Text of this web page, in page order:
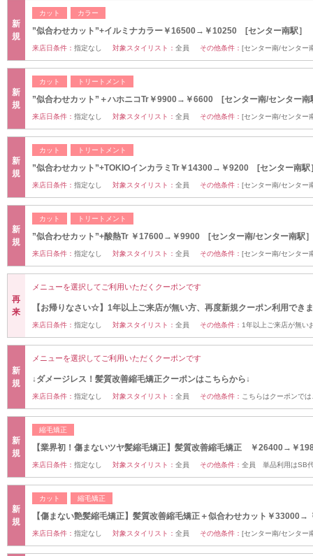
新
規
カット カラー
”似合わせカット”+イルミナカラー￥16500→￥10250 [センター南駅］
来店日条件： 指定なし 対象スタイリスト： 全員 その他条件： [センター南/センター
新
規
カット トリートメント
”似合わせカット”＋ハホニコTr￥9900→￥6600 [センター南/センター南
来店日条件： 指定なし 対象スタイリスト： 全員 その他条件： [センター南/センター
新
規
カット トリートメント
”似合わせカット”+TOKIOインカラミTr￥14300→￥9200 [センター南駅
来店日条件： 指定なし 対象スタイリスト： 全員 その他条件： [センター南/センター
新
規
カット トリートメント
”似合わせカット”+酸熱Tr ￥17600→￥9900 [センター南/センター南駅］
来店日条件： 指定なし 対象スタイリスト： 全員 その他条件： [センター南/センター
再
来
メニューを選択してご利用いただくクーポンです
【お帰りなさい☆】1年以上ご来店が無い方、再度新規クーポン利用でき
来店日条件： 指定なし 対象スタイリスト： 全員 その他条件： 1年以上ご来店が無い
新
規
メニューを選択してご利用いただくクーポンです
↓ダメージレス！髪質改善縮毛矯正クーポンはこちらから↓
来店日条件： 指定なし 対象スタイリスト： 全員 その他条件： こちらはクーポンで
新
規
縮毛矯正
【業界初！傷まないツヤ髪縮毛矯正】髪質改善縮毛矯正 ￥26400→￥
来店日条件： 指定なし 対象スタイリスト： 全員 その他条件： 全員 単品利用はSB
新
規
カット 縮毛矯正
【傷まない艶髪縮毛矯正】髪質改善縮毛矯正＋似合わせカット￥33000→
来店日条件： 指定なし 対象スタイリスト： 全員 その他条件： [センター南/センター